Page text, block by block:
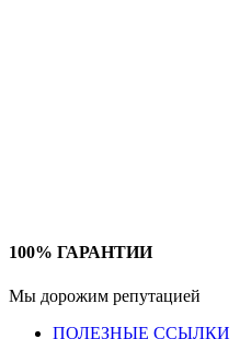
100% ГАРАНТИИ
Мы дорожим репутацией
ПОЛЕЗНЫЕ ССЫЛКИ